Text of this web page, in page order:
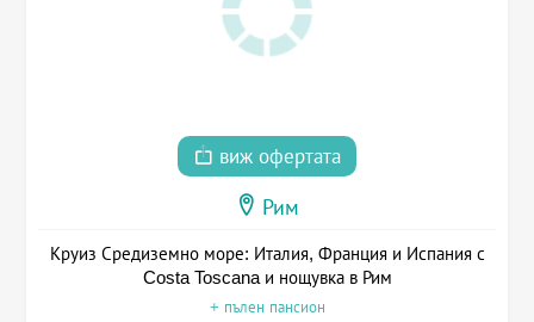
виж офертата
Рим
Круиз Средиземно море: Италия, Франция и Испания с
Costa Toscana и нощувка в Рим
+ пълен пансион